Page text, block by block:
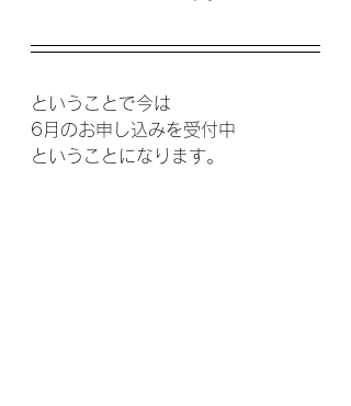
ということで今は
6月のお申し込みを受付中
ということになります。